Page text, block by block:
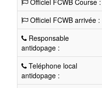
Officiel FCWB Course :
Officiel FCWB arrivée :
Responsable
antidopage :
Teléphone local
antidopage :